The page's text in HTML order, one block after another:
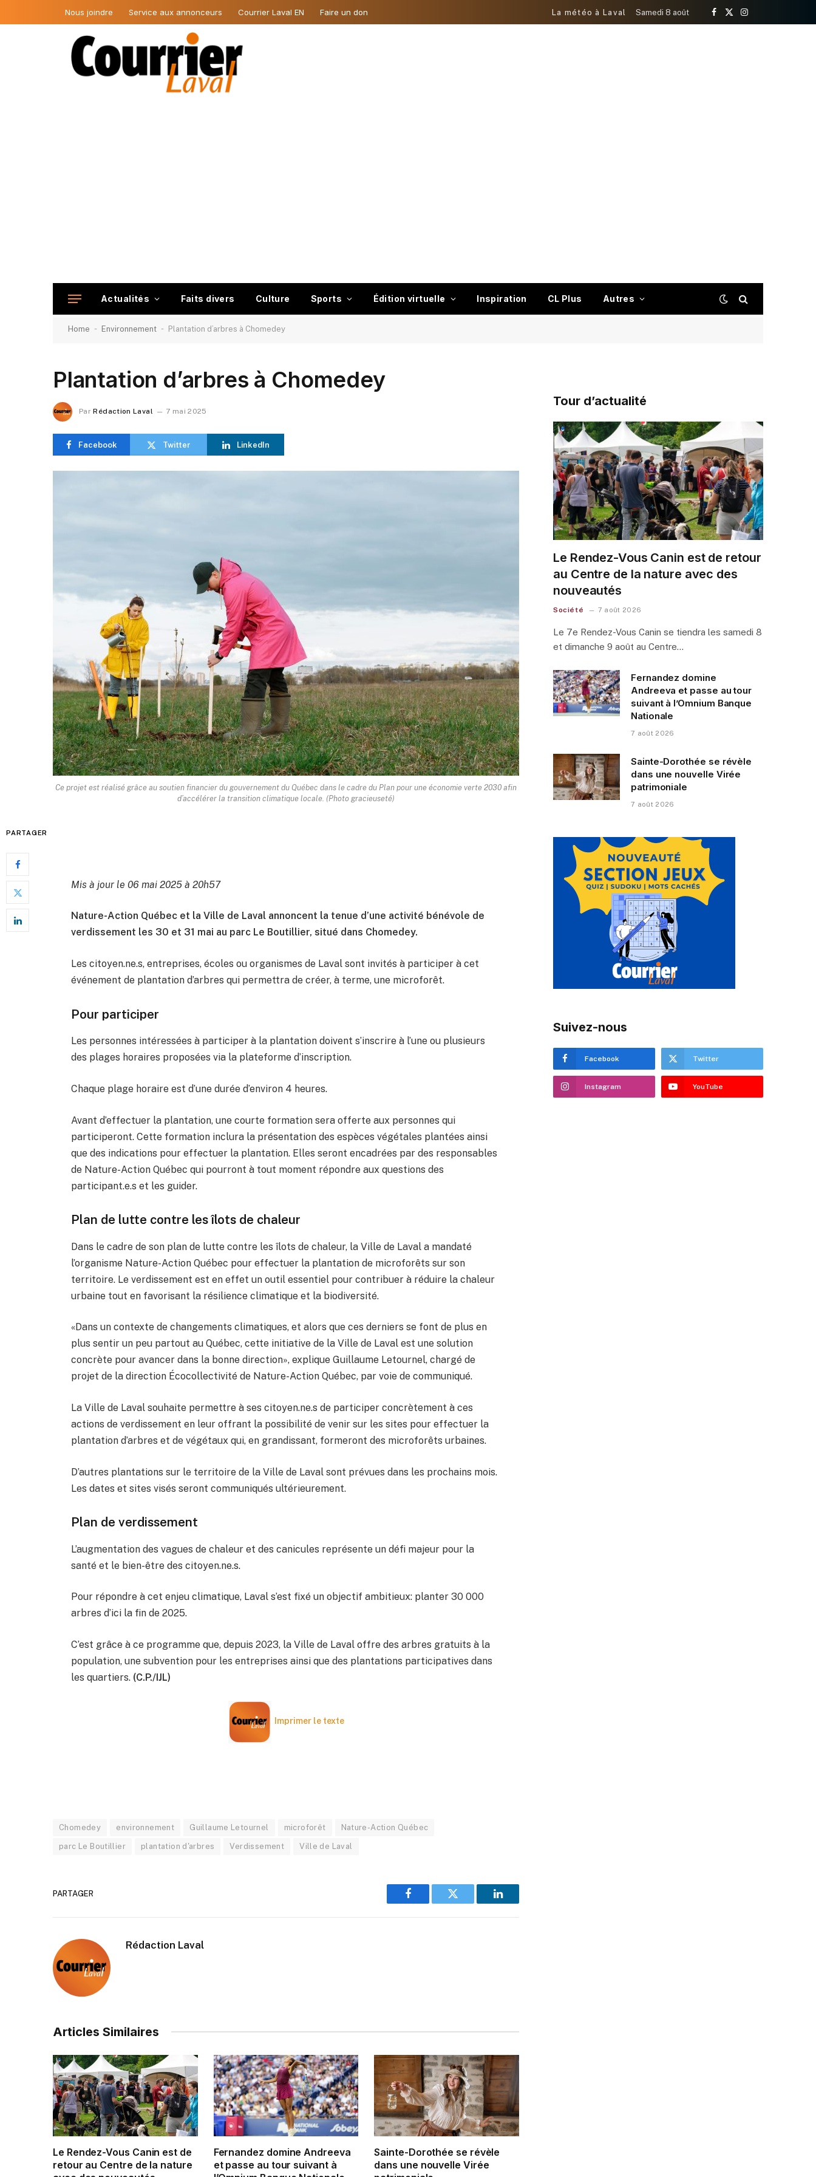
Nous joindre Service aux annonceurs Courrier Laval EN Faire un don La météo à Laval Samedi 8 août
Facebook
X
Instagram
Actualités Faits divers Culture Sports Édition virtuelle Inspiration CL Plus Autres
Home - Environnement - Plantation d’arbres à Chomedey
Plantation d’arbres à Chomedey
Par Rédaction Laval 7 mai 2025
Facebook Twitter LinkedIn
Ce projet est réalisé grâce au soutien financier du gouvernement du Québec dans le cadre du Plan pour une économie verte 2030 afin
d’accélérer la transition climatique locale. (Photo gracieuseté)
PARTAGER
Mis à jour le 06 mai 2025 à 20h57
Nature-Action Québec et la Ville de Laval annoncent la tenue d’une activité bénévole de
verdissement les 30 et 31 mai au parc Le Boutillier, situé dans Chomedey.
Les citoyen.ne.s, entreprises, écoles ou organismes de Laval sont invités à participer à cet
événement de plantation d’arbres qui permettra de créer, à terme, une microforêt.
Pour participer
Les personnes intéressées à participer à la plantation doivent s’inscrire à l’une ou plusieurs
des plages horaires proposées via la plateforme d’inscription.
Chaque plage horaire est d’une durée d’environ 4 heures.
Avant d’effectuer la plantation, une courte formation sera offerte aux personnes qui
participeront. Cette formation inclura la présentation des espèces végétales plantées ainsi
que des indications pour effectuer la plantation. Elles seront encadrées par des responsables
de Nature-Action Québec qui pourront à tout moment répondre aux questions des
participant.e.s et les guider.
Plan de lutte contre les îlots de chaleur
Dans le cadre de son plan de lutte contre les îlots de chaleur, la Ville de Laval a mandaté
l’organisme Nature-Action Québec pour effectuer la plantation de microforêts sur son
territoire. Le verdissement est en effet un outil essentiel pour contribuer à réduire la chaleur
urbaine tout en favorisant la résilience climatique et la biodiversité.
«Dans un contexte de changements climatiques, et alors que ces derniers se font de plus en
plus sentir un peu partout au Québec, cette initiative de la Ville de Laval est une solution
concrète pour avancer dans la bonne direction», explique Guillaume Letournel, chargé de
projet de la direction Écocollectivité de Nature-Action Québec, par voie de communiqué.
La Ville de Laval souhaite permettre à ses citoyen.ne.s de participer concrètement à ces
actions de verdissement en leur offrant la possibilité de venir sur les sites pour effectuer la
plantation d’arbres et de végétaux qui, en grandissant, formeront des microforêts urbaines.
D’autres plantations sur le territoire de la Ville de Laval sont prévues dans les prochains mois.
Les dates et sites visés seront communiqués ultérieurement.
Plan de verdissement
L’augmentation des vagues de chaleur et des canicules représente un défi majeur pour la
santé et le bien-être des citoyen.ne.s.
Pour répondre à cet enjeu climatique, Laval s’est fixé un objectif ambitieux: planter 30 000
arbres d’ici la fin de 2025.
C’est grâce à ce programme que, depuis 2023, la Ville de Laval offre des arbres gratuits à la
population, une subvention pour les entreprises ainsi que des plantations participatives dans
les quartiers. (C.P./IJL)
Imprimer le texte
Chomedey environnement Guillaume Letournel microforêt Nature-Action Québec
parc Le Boutillier plantation d'arbres Verdissement Ville de Laval
PARTAGER
Facebook Twitter LinkedIn
Rédaction Laval
Articles Similaires
Le Rendez-Vous Canin est de
retour au Centre de la nature
Fernandez domine Andreeva
et passe au tour suivant à
Sainte-Dorothée se révèle
dans une nouvelle Virée
Tour d’actualité
Le Rendez-Vous Canin est de retour
au Centre de la nature avec des
nouveautés
Société 7 août 2026
Le 7e Rendez-Vous Canin se tiendra les samedi 8
et dimanche 9 août au Centre…
Fernandez domine
Andreeva et passe au tour
suivant à l’Omnium Banque
Nationale
7 août 2026
Sainte-Dorothée se révèle
dans une nouvelle Virée
patrimoniale
7 août 2026
Suivez-nous
Facebook Twitter
Instagram YouTube